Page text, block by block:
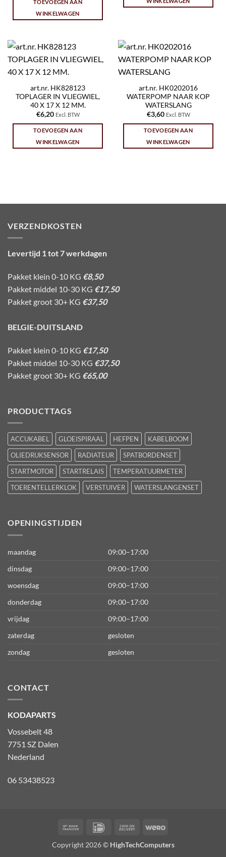
TOEVOEGEN AAN
WINKELWAGEN
art.nr. HK828123
TOPLAGER IN VLIEGWIEL,
40 X 17 X 12 MM.
€6,20 Excl. BTW
TOEVOEGEN AAN
WINKELWAGEN
art.nr. HK0202016
WATERPOMP NAAR KOP
WATERSLANG
€3,60 Excl. BTW
TOEVOEGEN AAN
WINKELWAGEN
VERZENDKOSTEN
Levertijd 1 tot 7 werkdagen
Pakket klein 0-10 KG €8,50
Pakket middel 10-30 KG €17,50
Pakket groot 30+ KG €37,50
BELGIE-DUITSLAND
Pakket klein 0-10 KG €17,50
Pakket middel 10-30 KG €37,50
Pakket groot 30+ KG €65,00
PRODUCTTAGS
ACCUKABEL GLOEISPIRAAL HEFPEN
KABELBOOM
OLIEDRUKSENSOR
RADIATEUR
SPATBORDENSET
STARTMOTOR
STARTRELAIS
TEMPERATUURMETER
TOERENTELLERKLOK
VERSTUIVER WATERSLANGENSET
OPENINGSTIJDEN
maandag
09:00–17:00
dinsdag
09:00–17:00
woensdag
09:00–17:00
donderdag
09:00–17:00
vrijdag
09:00–17:00
zaterdag
gesloten
zondag
gesloten
CONTACT
KODAPARTS
Vossebelt 48
7751 SZ Dalen
Nederland
06 53438523
Bank
IDeal
Cash
Delivery
Wero
Copyright 2026 © HighTechComputers